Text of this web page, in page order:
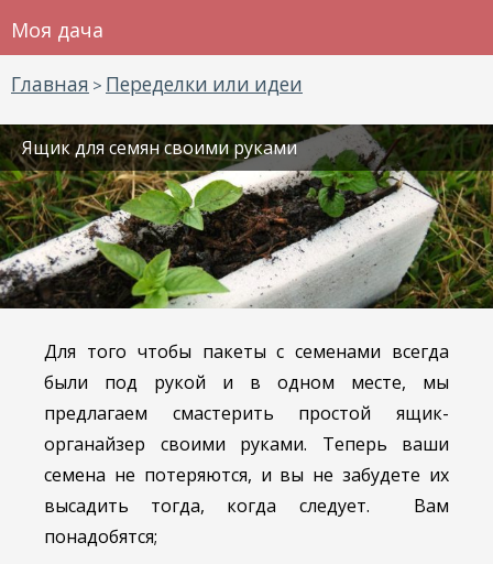
Моя дача
Главная > Переделки или идеи
Ящик для семян своими руками
Для того чтобы пакеты с семенами всегда
были под рукой и в одном месте, мы
предлагаем смастерить простой ящик-
органайзер своими руками. Теперь ваши
семена не потеряются, и вы не забудете их
высадить тогда, когда следует. Вам
понадобятся;